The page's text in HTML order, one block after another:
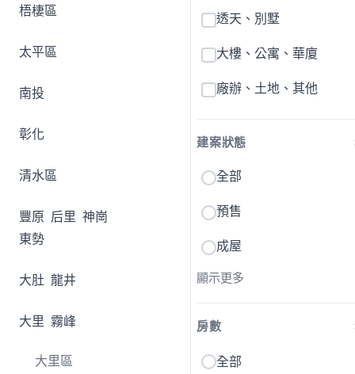
梧棲區
太平區
南投
彰化
清水區
豐原 后里 神崗
東勢
大肚 龍井
大里 霧峰
大里區
透天、別墅
大樓、公寓、華廈
廠辦、土地、其他
建案狀態
全部
預售
成屋
顯示更多
房數
全部